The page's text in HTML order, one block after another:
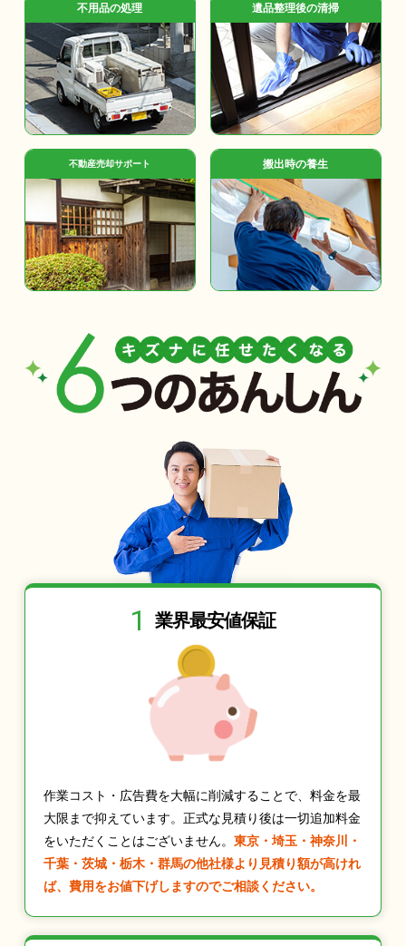
不用品の処理 遺品整理後の清掃
不動産売却サポート 搬出時の養生
1 業界最安値保証
作業コスト・広告費を大幅に削減することで、料金を最
大限まで抑えています。正式な見積り後は一切追加料金
をいただくことはございません。 東京・埼玉・神奈川・
千葉・茨城・栃木・群馬の他社様より見積り額が高けれ
ば、費用をお値下げしますのでご相談ください。